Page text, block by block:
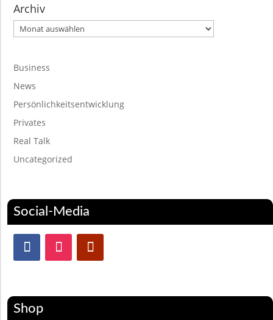
Archiv
Archiv
Business
News
Persönlichkeitsentwicklung
Privates
Real Talk
Uncategorized
Social-Media
Shop